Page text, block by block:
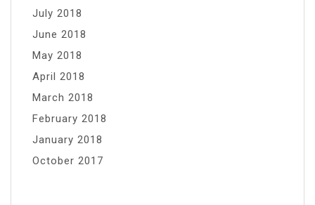
July 2018
June 2018
May 2018
April 2018
March 2018
February 2018
January 2018
October 2017